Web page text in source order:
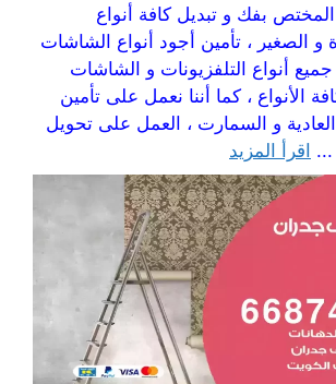
بفك و تبديل كافة أنواع
و الصغير ، تأمين أجود أنواع الشاشات
أنواع التلفزيونات و الشاشات
الأنواع ، كما أننا نعمل على تأمين
و السمارت ، العمل على تحويل
... اقرأ المزيد